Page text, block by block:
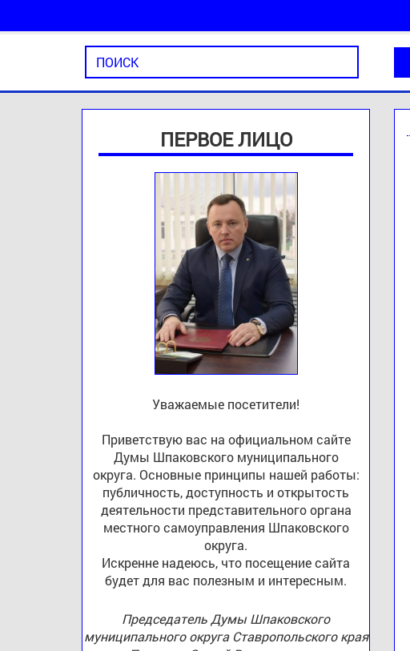
ПЕРВОЕ ЛИЦО
Уважаемые посетители!
Приветствую вас на официальном сайте
Думы Шпаковского муниципального
округа. Основные принципы нашей работы:
публичность, доступность и открытость
деятельности представительного органа
местного самоуправления Шпаковского
округа.
Искренне надеюсь, что посещение сайта
будет для вас полезным и интересным.
Председатель Думы Шпаковского
муниципального округа Ставропольского края